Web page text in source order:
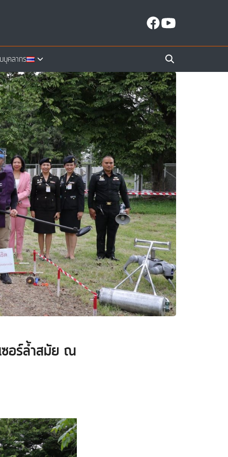
บุคลากร
ซอร์ล้ำสมัย ณ